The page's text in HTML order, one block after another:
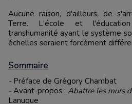
Aucune raison, d'ailleurs, de
Terre. L'école et
transhumanité ayant le système
échelles seraient forcément
Sommaire
Préface de Grégory Chambat
- Avant-propos : Abattre les murs
Lanuque